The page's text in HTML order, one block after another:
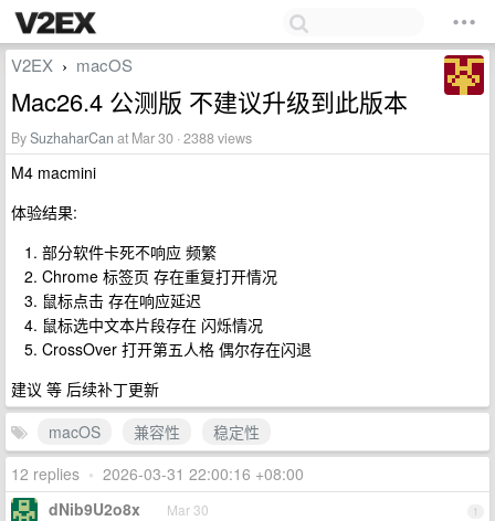
V2EX › macOS
Mac26.4 公测版 不建议升级到此版本
BySuzhaharCan at Mar 30 · 2388 views
M4 macmini
体验结果:
部分软件卡死不响应 频繁
Chrome 标签页 存在重复打开情况
鼠标点击 存在响应延迟
鼠标选中文本片段存在 闪烁情况
CrossOver 打开第五人格 偶尔存在闪退
建议 等 后续补丁更新
macOS
兼容性
稳定性
12 replies • 2026-03-31 22:00:16 +08:00
1
dNib9U2o8x Mar 30